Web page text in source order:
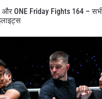
ONE Friday Fights 164 –